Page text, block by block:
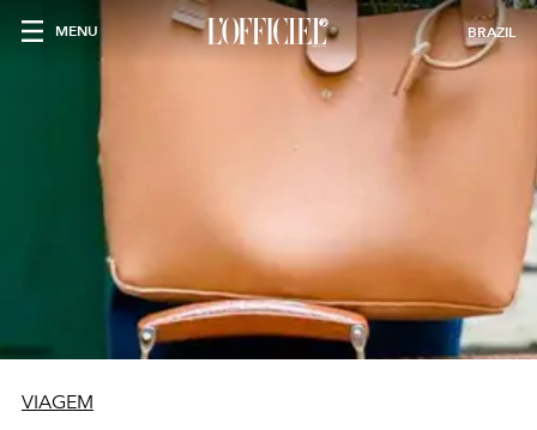
MENU BRAZIL
VIAGEM